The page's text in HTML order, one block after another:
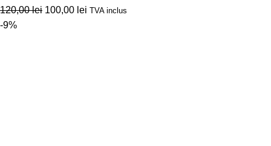
120,00lei 100,00 lei TVA inclus
-9%